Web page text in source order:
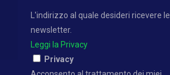
L'indirizzo al quale desideri ricevere le
newsletter.
Leggi la Privacy
Privacy